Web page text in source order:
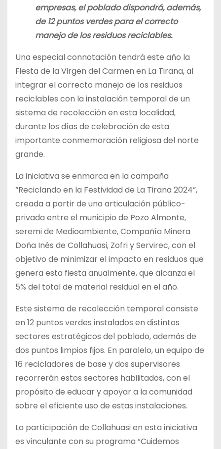
empresas, el poblado dispondrá, además,
de 12 puntos verdes para el correcto
manejo de los residuos reciclables.
Una especial connotación tendrá este año la
Fiesta de la Virgen del Carmen en La Tirana, al
integrar el correcto manejo de los residuos
reciclables con la instalación temporal de un
sistema de recolección en esta localidad,
durante los días de celebración de esta
importante conmemoración religiosa del norte
grande.
La iniciativa se enmarca en la campaña
“Reciclando en la Festividad de La Tirana 2024”,
creada a partir de una articulación público-
privada entre el municipio de Pozo Almonte,
seremi de Medioambiente, Compañía Minera
Doña Inés de Collahuasi, Zofri y Servirec, con el
objetivo de minimizar el impacto en residuos que
genera esta fiesta anualmente, que alcanza el
5% del total de material residual en el año.
Este sistema de recolección temporal consiste
en 12 puntos verdes instalados en distintos
sectores estratégicos del poblado, además de
dos puntos limpios fijos. En paralelo, un equipo de
16 recicladores de base y dos supervisores
recorrerán estos sectores habilitados, con el
propósito de educar y apoyar a la comunidad
sobre el eficiente uso de estas instalaciones.
La participación de Collahuasi en esta iniciativa
es vinculante con su programa “Cuidemos